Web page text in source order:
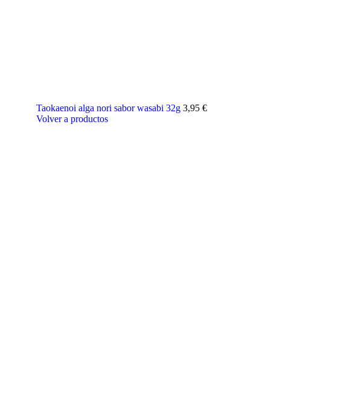
Taokaenoi alga nori sabor wasabi 32g 3,95 €
Volver a productos